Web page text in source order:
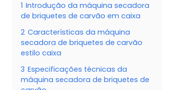
1 Introdução da máquina secadora
de briquetes de carvão em caixa
2 Características da máquina
secadora de briquetes de carvão
estilo caixa
3 Especificações técnicas da
máquina secadora de briquetes de